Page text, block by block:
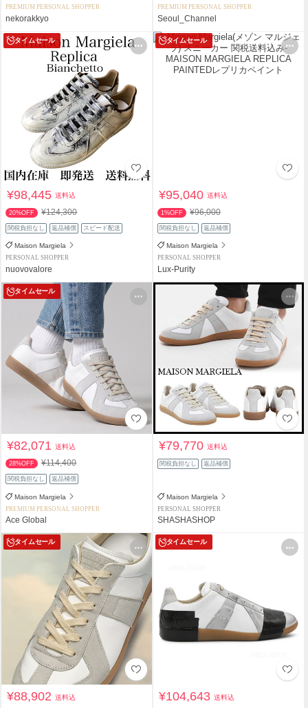
PREMIUM PERSONAL SHOPPER
nekorakkyo
PREMIUM PERSONAL SHOPPER
Seoul_Channel
タイムセール
¥98,445送料込
20%OFF ¥124,300
関税負担なし 返品補償 スピード配送
Maison Margiela
PERSONAL SHOPPER
nuovovalore
タイムセール
¥95,040送料込
1%OFF ¥96,000
関税負担なし 返品補償
Maison Margiela
PERSONAL SHOPPER
Lux-Purity
タイムセール
¥82,071送料込
28%OFF ¥114,400
関税負担なし 返品補償
Maison Margiela
PREMIUM PERSONAL SHOPPER
Ace Global
¥79,770送料込
関税負担なし 返品補償
Maison Margiela
PERSONAL SHOPPER
SHASHASHOP
タイムセール
¥88,902送料込
タイムセール
¥104,643送料込